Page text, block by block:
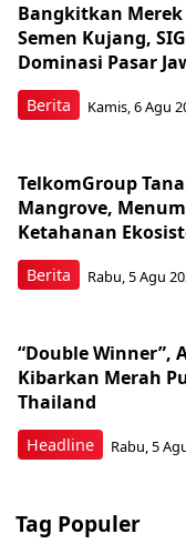
Berita
Bangkitkan Merek
Semen Kujang,
Dominasi Pasar
Kamis, 6 Agu
Berita
TelkomGroup
Mangrove,
Ketahanan
Rabu, 5 Agu
Headline
“Double Winner”,
Kibarkan Merah
Thailand
Rabu, 5
Tag Populer